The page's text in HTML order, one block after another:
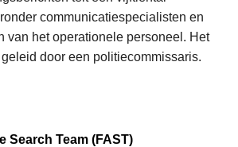
communicatiespecialisten en
van het operationele personeel. Het
door een politiecommissaris.
Search Team (FAST)